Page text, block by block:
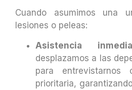
Cuando asumimos una
lesiones o peleas:
Asistencia
desplazamos a las
para entrevistarnos
prioritaria,